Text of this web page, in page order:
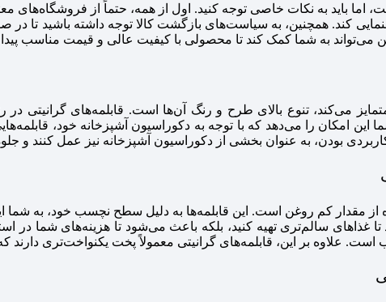
اما باید به نکات خاصی توجه کنید. اول از همه، حتماً از فروشگاه‌های
کند. همچنین، به سیاست‌های بازگشت کالا توجه داشته باشید تا در
می‌تواند به شما کمک کند تا محصولی با کیفیت عالی و قیمت مناسب پیدا
می‌کند، تنوع بالای طرح و رنگ آن‌ها است. قابلمه‌های
امکان را می‌دهد که با توجه به دکوراسیون آشپزخانه خود،
کاربردی بودن، به عنوان بخشی از دکوراسیون آشپزخانه نیز عمل کنند و
از مقدار کم روغن است. این قابلمه‌ها به دلیل سطح نچسب خود، به شما
غذاهای سالم‌تری تهیه کنید، بلکه باعث می‌شود تا هزینه‌های شما در
علاوه بر این، قابلمه‌های گرانیتی معمولاً پخت یکنواخت‌تری